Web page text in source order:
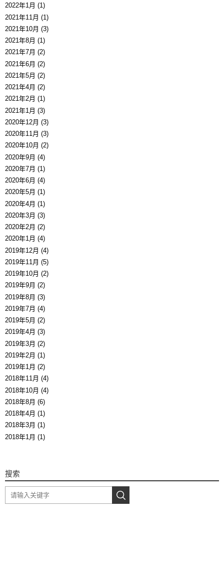
2022年1月 (1)
2021年11月 (1)
2021年10月 (3)
2021年8月 (1)
2021年7月 (2)
2021年6月 (2)
2021年5月 (2)
2021年4月 (2)
2021年2月 (1)
2021年1月 (3)
2020年12月 (3)
2020年11月 (3)
2020年10月 (2)
2020年9月 (4)
2020年7月 (1)
2020年6月 (4)
2020年5月 (1)
2020年4月 (1)
2020年3月 (3)
2020年2月 (2)
2020年1月 (4)
2019年12月 (4)
2019年11月 (5)
2019年10月 (2)
2019年9月 (2)
2019年8月 (3)
2019年7月 (4)
2019年5月 (2)
2019年4月 (3)
2019年3月 (2)
2019年2月 (1)
2019年1月 (2)
2018年11月 (4)
2018年10月 (4)
2018年8月 (6)
2018年4月 (1)
2018年3月 (1)
2018年1月 (1)
搜索